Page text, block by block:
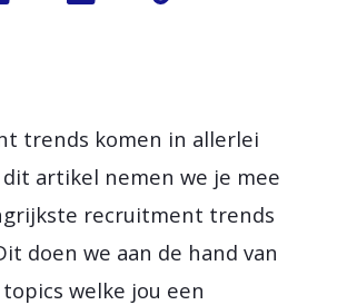
trends komen in allerlei
artikel nemen we je mee
recruitment trends
doen we aan de hand van
welke jou een